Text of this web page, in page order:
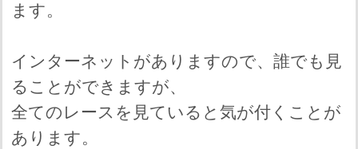
ます。
インターネットがありますので、誰でも見
ることができますが、
全てのレースを見ていると気が付くことが
あります。